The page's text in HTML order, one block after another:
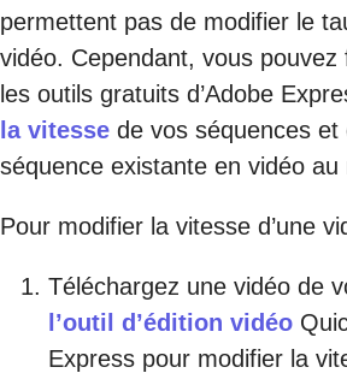
permettent pas de modifier le
vidéo. Cependant, vous pouvez
les outils gratuits d’Adobe
la vitesse de vos séquences
séquence existante en vidéo au
Pour modifier la vitesse d’une
Téléchargez une vidéo de
l’outil d’édition vidéo
Express pour modifier la